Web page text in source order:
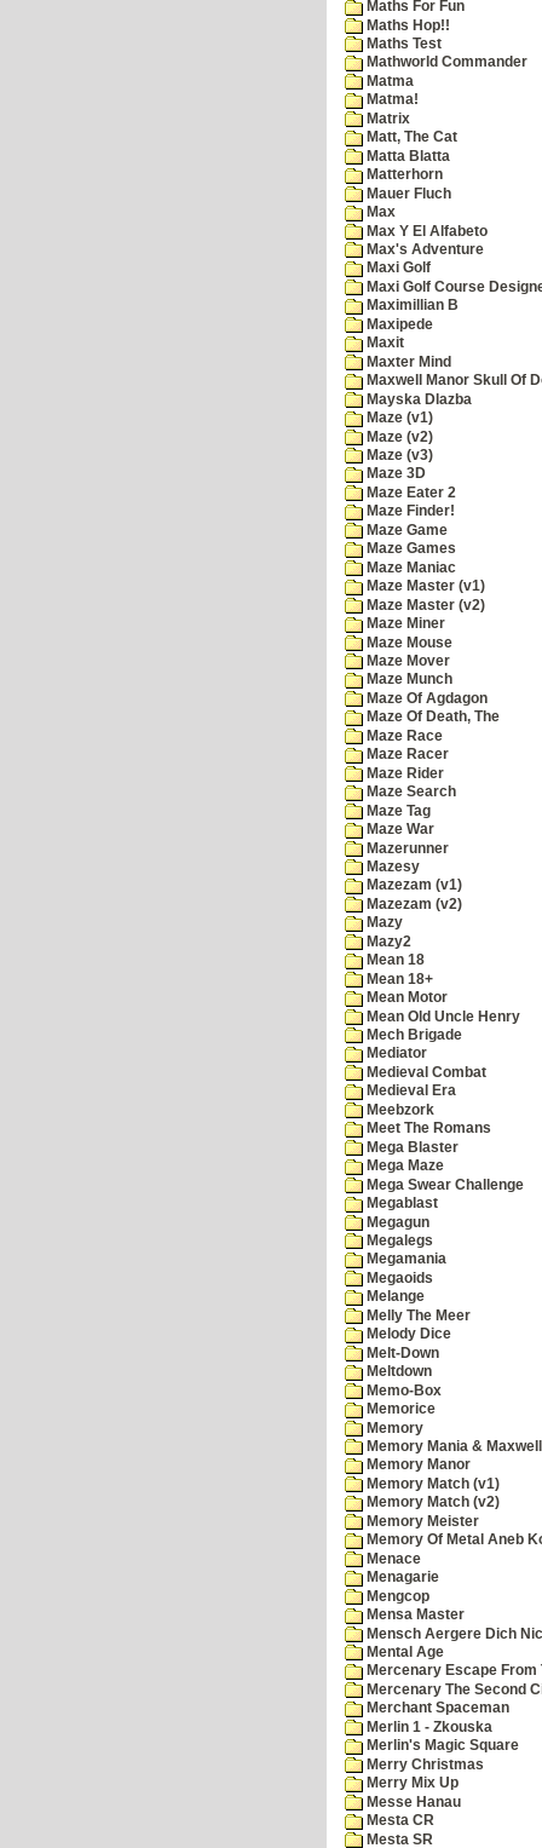
Maths For Fun
Maths Hop!!
Maths Test
Mathworld Commander
Matma
Matma!
Matrix
Matt, The Cat
Matta Blatta
Matterhorn
Mauer Fluch
Max
Max Y El Alfabeto
Max's Adventure
Maxi Golf
Maxi Golf Course
Maximillian B
Maxipede
Maxit
Maxter Mind
Maxwell Manor Skull Of
Mayska Dlazba
Maze (v1)
Maze (v2)
Maze (v3)
Maze 3D
Maze Eater 2
Maze Finder!
Maze Game
Maze Games
Maze Maniac
Maze Master (v1)
Maze Master (v2)
Maze Miner
Maze Mouse
Maze Mover
Maze Munch
Maze Of Agdagon
Maze Of Death, The
Maze Race
Maze Racer
Maze Rider
Maze Search
Maze Tag
Maze War
Mazerunner
Mazesy
Mazezam (v1)
Mazezam (v2)
Mazy
Mazy2
Mean 18
Mean 18+
Mean Motor
Mean Old Uncle Henry
Mech Brigade
Mediator
Medieval Combat
Medieval Era
Meebzork
Meet The Romans
Mega Blaster
Mega Maze
Mega Swear Challenge
Megablast
Megagun
Megalegs
Megamania
Megaoids
Melange
Melly The Meer
Melody Dice
Melt-Down
Meltdown
Memo-Box
Memorice
Memory
Memory Mania &
Memory Manor
Memory Match (v1)
Memory Match (v2)
Memory Meister
Memory Of Metal Aneb
Menace
Menagarie
Mengcop
Mensa Master
Mensch Aergere Dich
Mental Age
Mercenary Escape From
Mercenary The Second
Merchant Spaceman
Merlin 1 - Zkouska
Merlin's Magic Square
Merry Christmas
Merry Mix Up
Messe Hanau
Mesta CR
Mesta SR